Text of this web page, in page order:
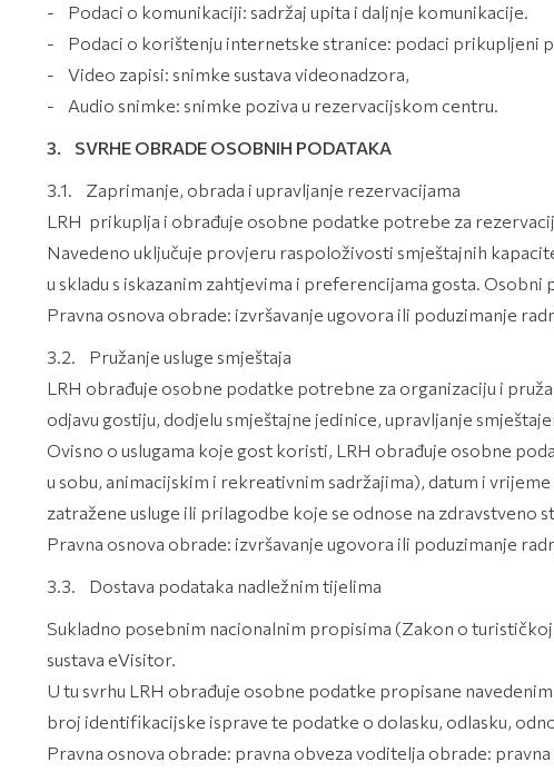
- Podaci o komunikaciji: sadržaj upita i daljnje komunikacije.
- Podaci o korištenju internetske stranice: podaci prikupljeni
- Video zapisi: snimke sustava videonadzora,
- Audio snimke: snimke poziva u rezervacijskom centru.
3. SVRHE OBRADE OSOBNIH PODATAKA
3.1. Zaprimanje, obrada i upravljanje rezervacijama
LRH prikuplja i obrađuje osobne podatke potrebe za
Navedeno uključuje provjeru raspoloživosti smještajnih
u skladu s iskazanim zahtjevima i preferencijama gosta.
Pravna osnova obrade: izvršavanje ugovora ili poduzimanje
3.2. Pružanje usluge smještaja
LRH obrađuje osobne podatke potrebne za organizaciju i
odjavu gostiju, dodjelu smještajne jedinice, upravljanje
Ovisno o uslugama koje gost koristi, LRH obrađuje osobne
u sobu, animacijskim i rekreativnim sadržajima), datum i
zatražene usluge ili prilagodbe koje se odnose na
Pravna osnova obrade: izvršavanje ugovora ili poduzimanje
3.3. Dostava podataka nadležnim tijelima
Sukladno posebnim nacionalnim propisima (Zakon o
sustava eVisitor.
U tu svrhu LRH obrađuje osobne podatke propisane
broj identifikacijske isprave te podatke o dolasku, odlasku,
Pravna osnova obrade: pravna obveza voditelja obrade: